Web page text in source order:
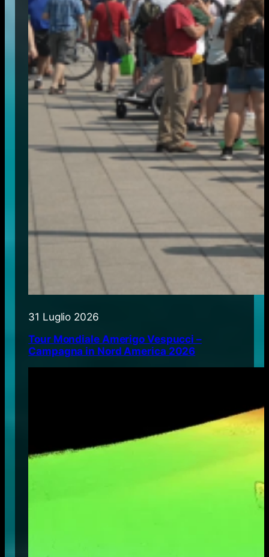
31 Luglio 2026
Tour Mondiale Amerigo Vespucci –
Campagna in Nord America 2026